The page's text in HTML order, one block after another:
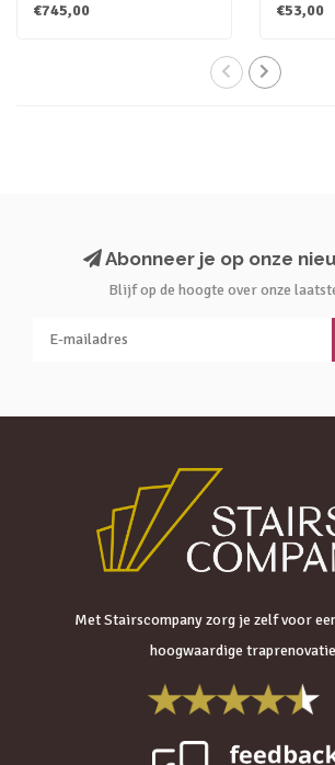
hartelijke ui..
€745,00 €53,00
Abonneer je op onze
Blijf op de hoogte over onze
Met Stairscompany zorg je zelf voor
hoogwaardige